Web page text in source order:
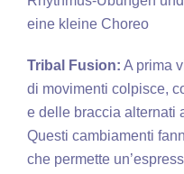
eine kleine Choreo
Tribal Fusion: A prima
di movimenti colpisce,
e delle braccia alternati
Questi cambiamenti
che permette